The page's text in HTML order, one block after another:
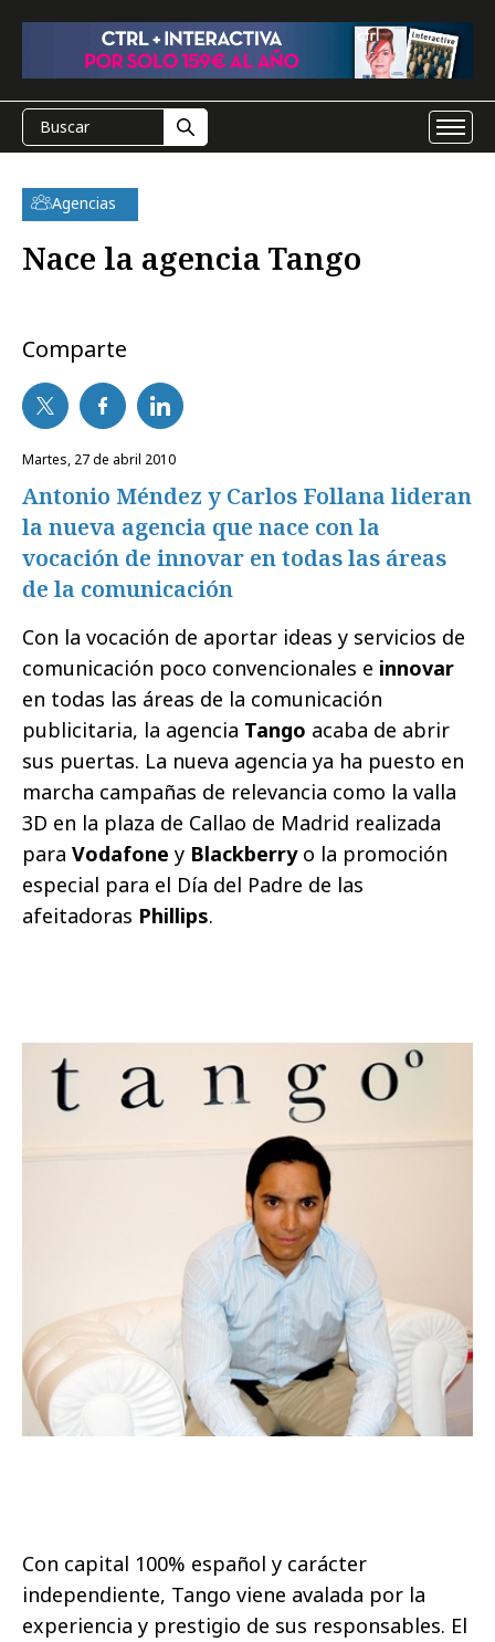
Agencias
Nace la agencia Tango
Comparte
martes, 27 de abril 2010
Antonio Méndez y Carlos Follana lideran
la nueva agencia que nace con la
vocación de innovar en todas las áreas
de la comunicación
Con la vocación de aportar ideas y servicios de
comunicación poco convencionales e innovar
en todas las áreas de la comunicación
publicitaria, la agencia Tango acaba de abrir
sus puertas. La nueva agencia ya ha puesto en
marcha campañas de relevancia como la valla
3D en la plaza de Callao de Madrid realizada
para Vodafone y Blackberryo la promoción
especial para el Día del Padre de las
afeitadoras Phillips.
Con capital 100% español y carácter
independiente, Tango viene avalada por la
experiencia y prestigio de sus responsables. El